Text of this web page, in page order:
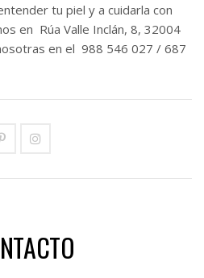
tu piel y a cuidarla con
en Rúa Valle Inclán, 8, 32004
en el 988 546 027 / 687